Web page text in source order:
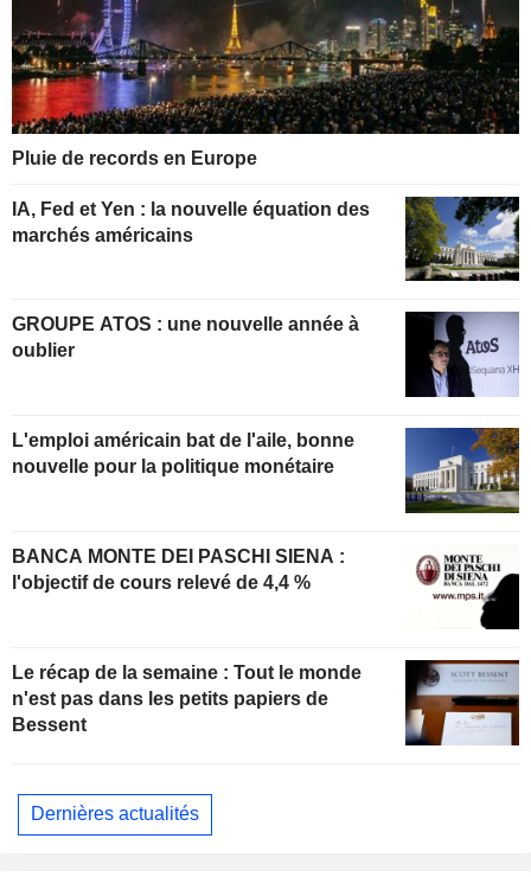
Pluie de records en Europe
IA, Fed et Yen : la nouvelle équation des
marchés américains
GROUPE ATOS : une nouvelle année à
oublier
L'emploi américain bat de l'aile, bonne
nouvelle pour la politique monétaire
BANCA MONTE DEI PASCHI SIENA :
l'objectif de cours relevé de 4,4 %
Le récap de la semaine : Tout le monde
n'est pas dans les petits papiers de
Bessent
Dernières actualités